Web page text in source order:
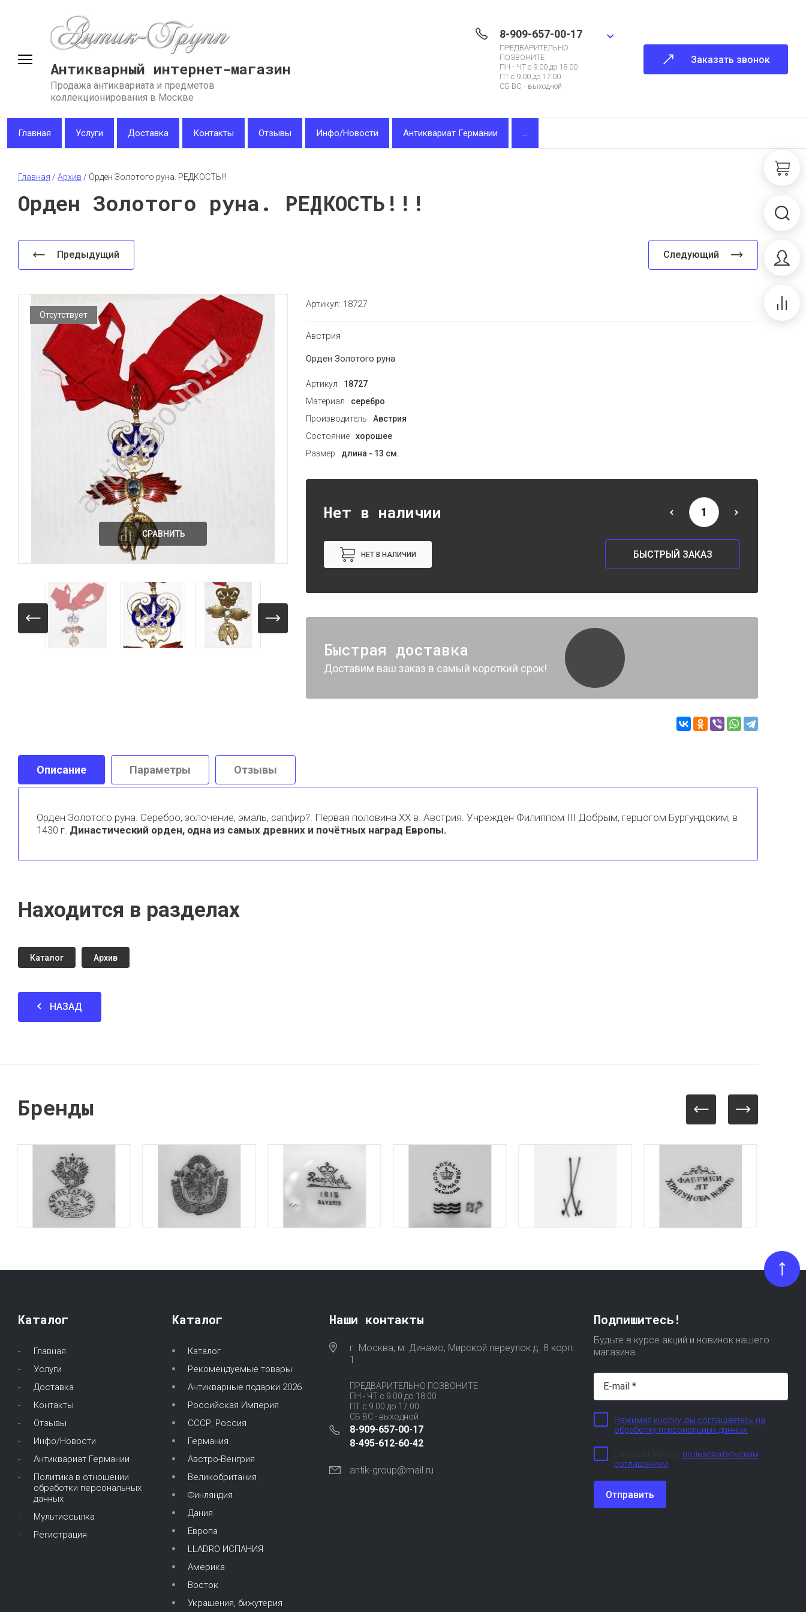
Антикварный интернет-магазин
Продажа антиквариата и предметов
коллекционирования в Москве
8-909-657-00-17
ПРЕДВАРИТЕЛЬНО
ПОЗВОНИТЕ
ПН - ЧТ с 9.00 до 18.00
ПТ с 9.00 до 17.00
СБ ВС - выходной
Заказать звонок
Главная Услуги Доставка Контакты Отзывы Инфо/Новости Антиквариат Германии ...
Главная / Архив / Орден Золотого руна. РЕДКОСТЬ!!!
Орден Золотого руна. РЕДКОСТЬ!!!
Предыдущий Следующий
Отсутствует
СРАВНИТЬ
Артикул: 18727
Австрия
Орден Золотого руна
Артикул
18727
Материал
серебро
Производитель
Австрия
Состояние
хорошее
Размер
длина - 13 см.
Нет в наличии
НЕТ В НАЛИЧИИ БЫСТРЫЙ ЗАКАЗ
Быстрая доставка
Доставим ваш заказ в самый короткий срок!
Описание Параметры Отзывы
Орден Золотого руна. Серебро, золочение, эмаль, сапфир?. Первая половина XX в. Австрия. Учрежден Филиппом III Добрым, герцогом Бургундским, в
1430 г. Династический орден, одна из самых древних и почётных наград Европы.
Находится в разделах
Каталог Архив
НАЗАД
Бренды
Каталог
Главная
Услуги
Доставка
Контакты
Отзывы
Инфо/Новости
Антиквариат Германии
Политика в отношении
обработки персональных
данных
Мультиссылка
Регистрация
Каталог
Каталог
Рекомендуемые товары
Антикварные подарки 2026
Российская Империя
СССР, Россия
Германия
Австро-Венгрия
Великобритания
Финляндия
Дания
Европа
LLADRO ИСПАНИЯ
Америка
Восток
Украшения, бижутерия
Наши контакты
г. Москва, м. Динамо, Мирской переулок д. 8 корп.
1
ПРЕДВАРИТЕЛЬНО ПОЗВОНИТЕ
ПН - ЧТ с 9.00 до 18.00
ПТ с 9.00 до 17.00
СБ ВС - выходной
8-909-657-00-17
8-495-612-60-42
antik-group@mail.ru
Подпишитесь!
Будьте в курсе акций и новинок нашего
магазина
Нажимая кнопку, вы соглашаетесь на
обработку персональных данных
пользовательским
соглашением
Отправить